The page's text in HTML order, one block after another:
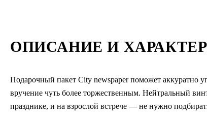
ОПИСАНИЕ И
Подарочный пакет City newspaper поможет аккуратно
вручение чуть более торжественным. Нейтральный
празднике, и на взрослой встрече — не нужно